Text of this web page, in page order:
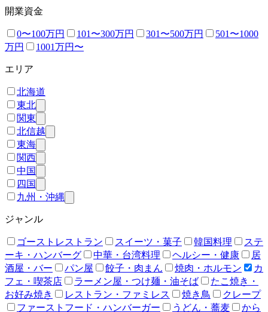
開業資金
0〜100万円 101〜300万円 301〜500万円
501〜1000
万円
1001万円〜
エリア
北海道
東北
関東
北信越
東海
関西
中国
四国
九州・沖縄
ジャンル
ゴーストレストラン スイーツ・菓子 韓国料理
ステ
ーキ・ハンバーグ
中華・台湾料理 ヘルシー・健康
居
酒屋・バー
パン屋 餃子・肉まん 焼肉・ホルモン
カ
フェ・喫茶店
ラーメン屋・つけ麺・油そば
たこ焼き・
お好み焼き
レストラン・ファミレス 焼き鳥
クレープ
ファーストフード・ハンバーガー
うどん・蕎麦
から